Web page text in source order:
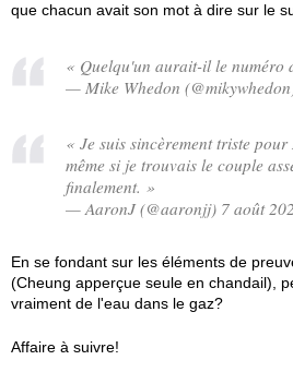
que chacun avait son mot à dire sur le
« Quelqu'un aurait-il le numéro
— Mike Whedon
« Je suis sincèrement triste
même si je trouvais le couple
finalement. »
— AaronJ (@aaronjj) 7 août
En se fondant sur les éléments de
(Cheung apperçue seule en chandail),
vraiment de l'eau dans le gaz?
Affaire à suivre!